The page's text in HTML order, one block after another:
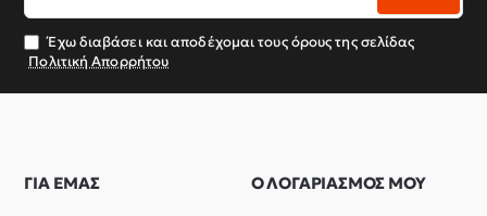
email
σας
Έχω διαβάσει και αποδέχομαι τους όρους της σελίδας
Πολιτική Απορρήτου
ΓΙΑ ΕΜΑΣ Ο ΛΟΓΑΡΙΑΣΜΟΣ ΜΟΥ